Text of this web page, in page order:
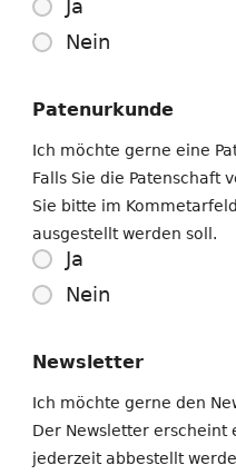
Ja
Nein
Patenurkunde
Ja
Nein
Ich möchte gerne eine
Falls Sie die Patenschaft
Sie bitte im
ausgestellt werden soll.
Newsletter
Ich möchte gerne den
Der Newsletter
jederzeit abbestellt